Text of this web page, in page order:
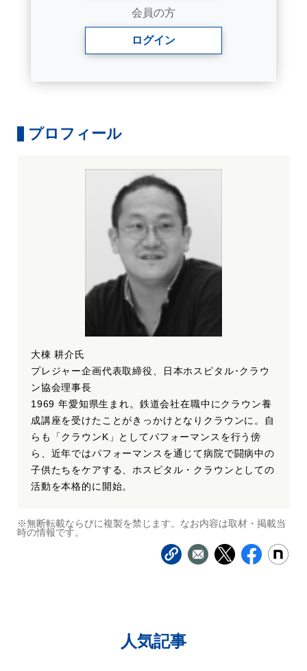
会員の方
ログイン
プロフィール
大棟 耕介氏
プレジャー企画代表取締役、日本ホスピタル･クラウ
ン協会理事長
1969 年愛知県生まれ。鉄道会社在職中にクラウン養
成講座を受けたことがきっかけとなりクラウンに。自
らも「クラウンK」としてパフォーマンスを行う傍
ら、近年ではパフォーマンスを通じて病院で闘病中の
子供たちをケアする、ホスピタル・クラウンとしての
活動を本格的に開始。
※無断転載ならびに複製を禁じます。なお内容は取材・掲載当
時の情報です。
人気記事